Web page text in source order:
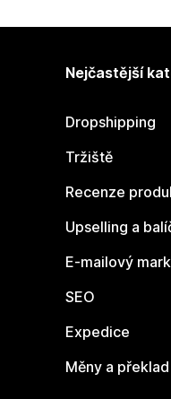
Nejčastější
Dropshipping
Tržiště
Recenze
Upselling a
E-mailový
SEO
Expedice
Měny a překlad